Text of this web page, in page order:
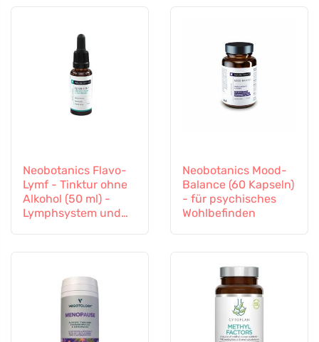
Neobotanics Flavo-
Lymf - Tinktur ohne
Alkohol (50 ml) -
Lymphsystem und
Neobotanics Mood-
Balance (60 Kapseln)
- für psychisches
Wohlbefinden